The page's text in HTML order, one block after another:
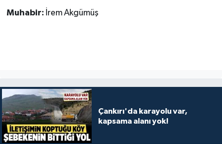
Muhabir: İrem Akgümüş
Çankırı'da karayolu var,
kapsama alanı yok!